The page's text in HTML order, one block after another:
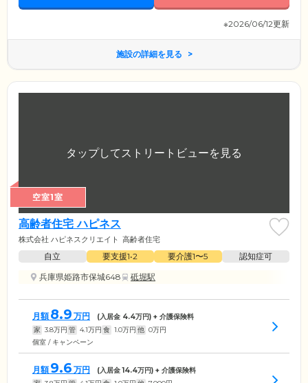
※2026/06/12更新
施設の詳細を見る
空室1室
高齢者住宅 ハピネス
株式会社 ハピネスクリエイト 高齢者住宅
自立 要支援1•2 要介護1〜5
認知症可
兵庫県姫路市保城648
砥堀駅
月額 8.9 万円 (入居金 4.4万円) + 介護保険料
家 3.8万円 管 4.1万円 食 1.0万円 他 0万円
個室 / キャンペーン
月額 9.6 万円 (入居金14.4万円) + 介護保険料